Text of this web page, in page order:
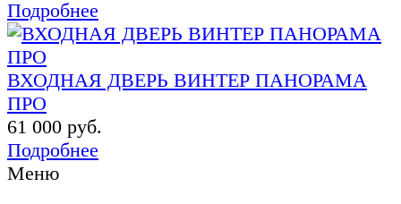
Подробнее
ВХОДНАЯ ДВЕРЬ ВИНТЕР ПАНОРАМА
ПРО
61 000 руб.
Подробнее
Меню